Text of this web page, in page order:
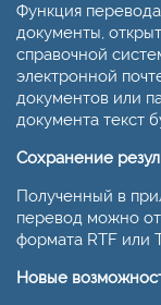
Функция
документы,
справочной
электронной
документов или
документа текст
Сохранение
Полученный в
перевод можно
формата RTF или
Новые